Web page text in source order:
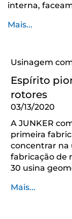
interna,
Mais...
Usinagem
Espírito
rotores
03/13/2020
A JUNKER
primeira
concentrar na
fabricação de
30 usina
Mais...